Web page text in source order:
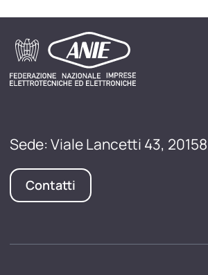
Sede: Viale Lancetti 43,
Contatti